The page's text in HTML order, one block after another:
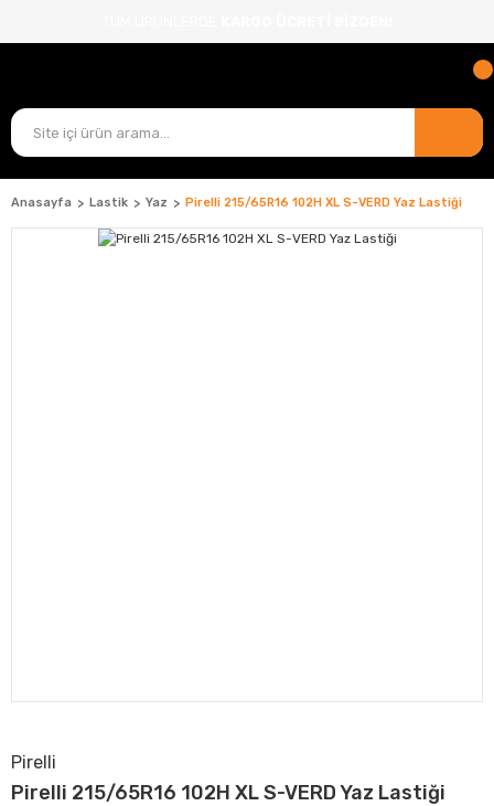
Anasayfa Lastik Yaz Pirelli 215/65R16 102H XL S-VERD Yaz Lastiği
Pirelli
Pirelli 215/65R16 102H XL S-VERD Yaz Lastiği